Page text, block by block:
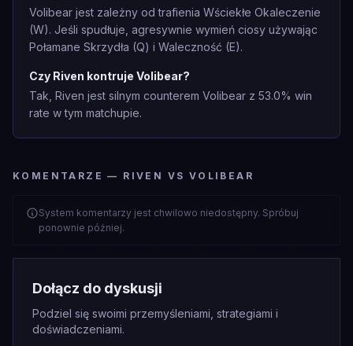
Volibear jest zależny od trafienia Wściekłe Okaleczenie
(W). Jeśli spudłuje, agresywnie wymień ciosy używając
Połamane Skrzydła (Q) i Waleczność (E).
Czy Riven kontruje Volibear?
Tak, Riven jest silnym counterem Volibear z 53.0% win
rate w tym matchupie.
KOMENTARZE — RIVEN VS VOLIBEAR
System komentarzy jest chwilowo niedostępny. Spróbuj
ponownie później.
Dołącz do dyskusji
Podziel się swoimi przemyśleniami, strategiami i
doświadczeniami.